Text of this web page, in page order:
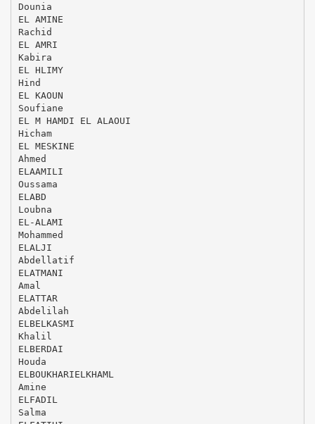
Dounia
EL AMINE
Rachid
EL AMRI
Kabira
EL HLIMY
Hind
EL KAOUN
Soufiane
EL M HAMDI EL ALAOUI
Hicham
EL MESKINE
Ahmed
ELAAMILI
Oussama
ELABD
Loubna
EL-ALAMI
Mohammed
ELALJI
Abdellatif
ELATMANI
Amal
ELATTAR
Abdelilah
ELBELKASMI
Khalil
ELBERDAI
Houda
ELBOUKHARIELKHAML
Amine
ELFADIL
Salma